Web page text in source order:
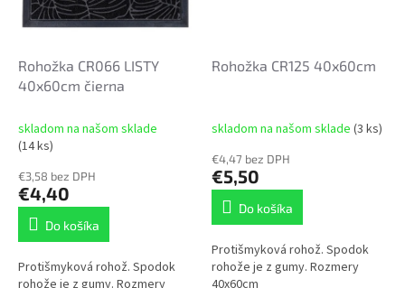
Rohožka CR066 LISTY
40x60cm čierna
skladom na našom sklade
(14 ks)
€3,58 bez DPH
€4,40
Do košíka
Protišmyková rohož. Spodok
Rohožka CR125 40x60cm
skladom na našom sklade (3 ks)
€4,47 bez DPH
€5,50
Do košíka
Protišmyková rohož. Spodok
rohože je z gumy. Rozmery